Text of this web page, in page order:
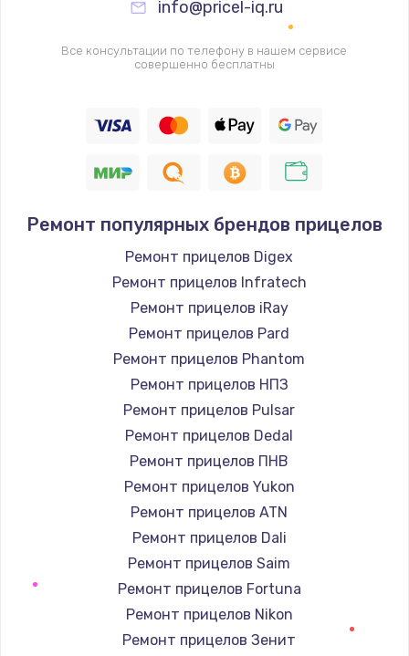
700 руб.
Заказать
2500 руб.
1400 руб.
Заказать
Замена / ремонт электронного модуля
управления
600 руб.
Замена конфорки
1100 руб.
Заказать
Замена платы сенсора
900 руб.
Заказать
Замена регулятора режимов конфорки
900 руб.
info@pricel-iq.ru
Все консультации по телефону в нашем сервисе
совершенно бесплатны
Ремонт популярных брендов прицелов
Ремонт прицелов Digex
Ремонт прицелов Infratech
Ремонт прицелов iRay
Ремонт прицелов Pard
Ремонт прицелов Phantom
Ремонт прицелов НПЗ
Ремонт прицелов Pulsar
Ремонт прицелов Dedal
Ремонт прицелов ПНВ
Ремонт прицелов Yukon
Ремонт прицелов ATN
Ремонт прицелов Dali
Ремонт прицелов Saim
Ремонт прицелов Fortuna
Ремонт прицелов Nikon
Ремонт прицелов Зенит